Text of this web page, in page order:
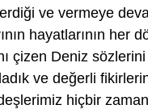
ve vermeye
hayatlarının her
çizen Deniz
ve değerli
hiçbir